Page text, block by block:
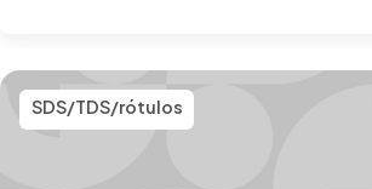
SDS/TDS/rótulos